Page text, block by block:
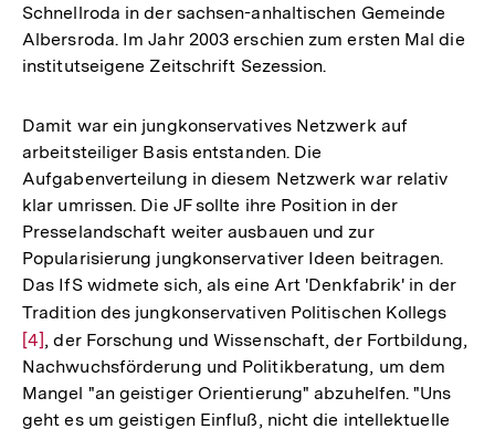
Schnellroda in der sachsen-anhaltischen Gemeinde
Albersroda. Im Jahr 2003 erschien zum ersten Mal die
institutseigene Zeitschrift Sezession.
Damit war ein jungkonservatives Netzwerk auf
arbeitsteiliger Basis entstanden. Die
Aufgabenverteilung in diesem Netzwerk war relativ
klar umrissen. Die JF sollte ihre Position in der
Presselandschaft weiter ausbauen und zur
Popularisierung jungkonservativer Ideen beitragen.
Das IfS widmete sich, als eine Art 'Denkfabrik' in der
Tradition des jungkonservativen Politischen Kollegs
[4], der Forschung und Wissenschaft, der Fortbildung,
Nachwuchsförderung und Politikberatung, um dem
Mangel "an geistiger Orientierung" abzuhelfen. "Uns
geht es um geistigen Einfluß, nicht die intellektuelle